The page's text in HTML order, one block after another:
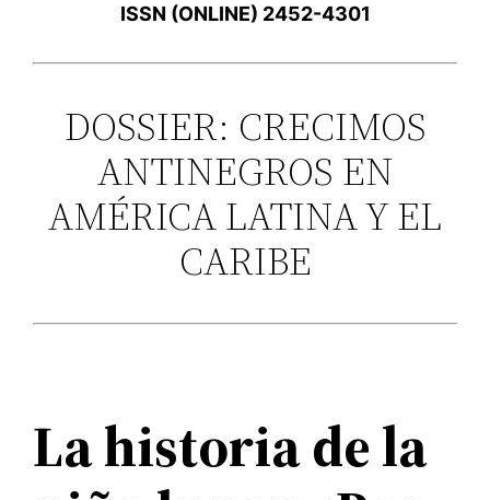
ISSN (ONLINE) 2452-4301
DOSSIER: CRECIMOS
ANTINEGROS EN
AMÉRICA LATINA Y EL
CARIBE
La historia de la